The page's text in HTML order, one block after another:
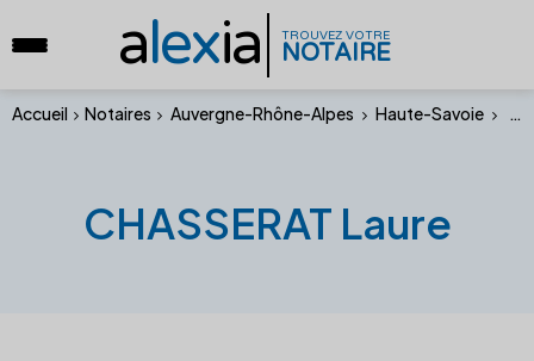
alexia TROUVEZ VOTRE
NOTAIRE
Accueil Notaires Auvergne-Rhône-Alpes Haute-Savoie
CHASSERAT Laure